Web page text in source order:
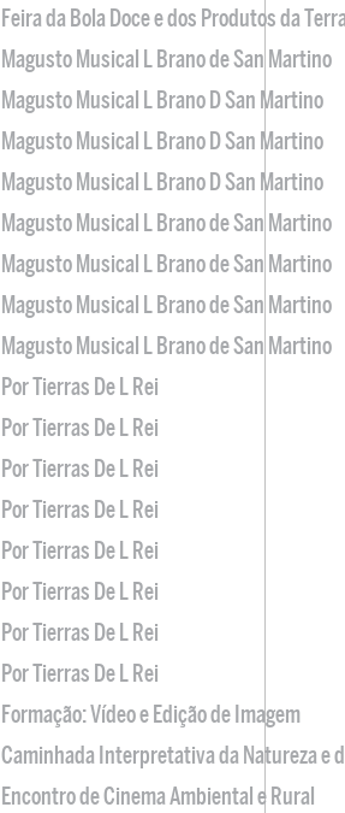
Feira da Bola Doce e dos Produtos da
Magusto Musical L Brano de San Martino
Magusto Musical L Brano D San Martino
Magusto Musical L Brano D San Martino
Magusto Musical L Brano D San Martino
Magusto Musical L Brano de San Martino
Magusto Musical L Brano de San Martino
Magusto Musical L Brano de San Martino
Magusto Musical L Brano de San Martino
Por Tierras De L Rei
Por Tierras De L Rei
Por Tierras De L Rei
Por Tierras De L Rei
Por Tierras De L Rei
Por Tierras De L Rei
Por Tierras De L Rei
Por Tierras De L Rei
Formação: Vídeo e Edição de Imagem
Caminhada Interpretativa da Natureza e
Encontro de Cinema Ambiental e Rural